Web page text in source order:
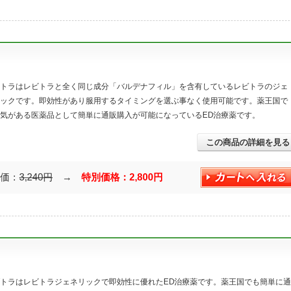
ラはレビトラと全く同じ成分「バルデナフィル」を含有しているレビトラのジェ
クです。即効性があり服用するタイミングを選ぶ事なく使用可能です。薬王国で
がある医薬品として簡単に通販購入が可能になっているED治療薬です。
この商品の詳細を見る
： 3,240円 → 特別価格：2,800円
ラはレビトラジェネリックで即効性に優れたED治療薬です。薬王国でも簡単に通